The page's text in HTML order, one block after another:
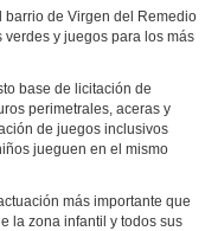
barrio de Virgen del Remedio
y juegos para los más
base de licitación de
perimetrales, aceras y
de juegos inclusivos
jueguen en el mismo
más importante que
la zona infantil y todos sus